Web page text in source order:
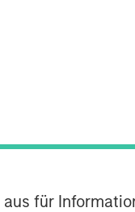
aus für